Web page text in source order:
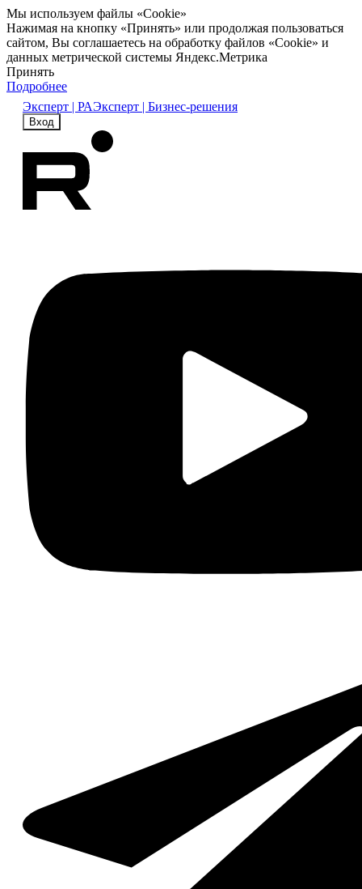
Мы используем файлы «Cookie»
Нажимая на кнопку «Принять» или продолжая пользоваться
сайтом, Вы соглашаетесь на обработку файлов «Cookie» и
данных метрической системы Яндекс.Метрика
Принять
Подробнее
Эксперт | РАЭксперт | Бизнес-решения
Вход